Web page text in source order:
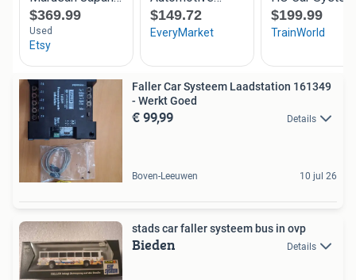
Faller Car Systeem Laadstation 161349
- Werkt Goed
€ 99,99 Details
Boven-Leeuwen 10 jul 26
stads car faller systeem bus in ovp
Bieden Details